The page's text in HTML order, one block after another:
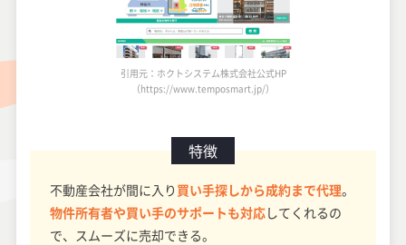
引用元：ホクトシステム株式会社公式HP
（https://www.temposmart.jp/）
特徴
不動産会社が間に入り 買い手探しから成約まで代理。
物件所有者や買い手のサポートも対応してくれるの
で、スムーズに売却できる。